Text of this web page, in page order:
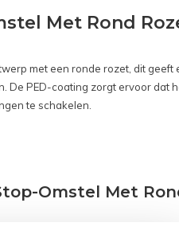
Met Rond
met een ronde rozet, dit geeft
De PED-coating zorgt ervoor dat
te schakelen.
Omstel Met